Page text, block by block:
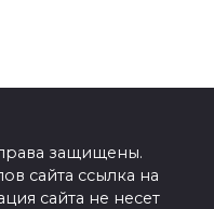
защищены.
сайта ссылка на
сайта не несет